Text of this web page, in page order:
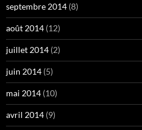
septembre 2014 (8)
août 2014 (12)
juillet 2014 (2)
juin 2014 (5)
mai 2014 (10)
avril 2014 (9)